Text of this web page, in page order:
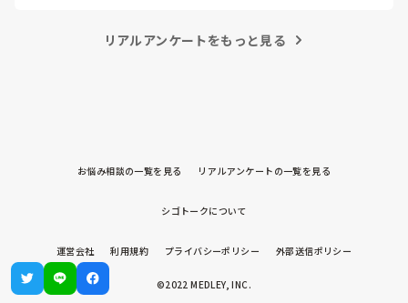
リアルアンケートをもっと見る
お悩み相談の一覧を見る リアルアンケートの一覧を見る
シゴトークについて
運営会社 利用規約 プライバシーポリシー 外部送信ポリシー
©2022 MEDLEY, INC.